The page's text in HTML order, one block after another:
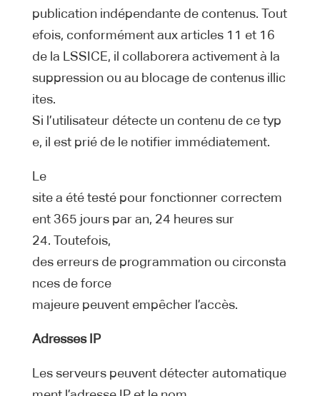
publication indépendante de contenus. Tout
efois, conformément aux articles 11 et 16
de la LSSICE, il collaborera activement à la
suppression ou au blocage de contenus illic
ites.
Si l’utilisateur détecte un contenu de ce typ
e, il est prié de le notifier immédiatement.
Le
site a été testé pour fonctionner correctem
ent 365 jours par an, 24 heures sur
24. Toutefois,
des erreurs de programmation ou circonsta
nces de force
majeure peuvent empêcher l’accès.
Adresses IP
Les serveurs peuvent détecter automatique